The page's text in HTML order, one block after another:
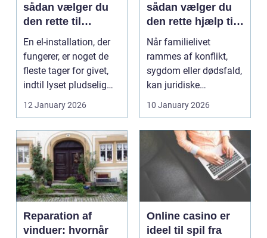
sådan vælger du
den rette til
opgaven
En el-installation, der
fungerer, er noget de
fleste tager for givet,
indtil lyset pludselig
går, el...
12 January 2026
sådan vælger du
den rette hjælp til
familien
Når familielivet
rammes af konflikt,
sygdom eller dødsfald,
kan juridiske
spørgsmål hurtigt
vokse si...
10 January 2026
Reparation af
vinduer: hvornår
Online casino er
ideel til spil fra